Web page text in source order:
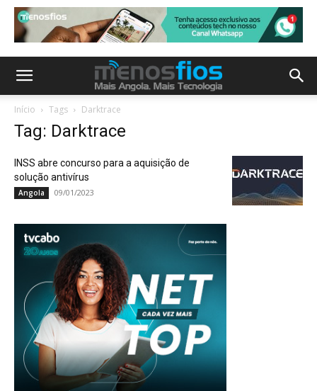
Início Tags Darktrace
Tag: Darktrace
INSS abre concurso para a aquisição de
solução antivírus
Angola 09/01/2023